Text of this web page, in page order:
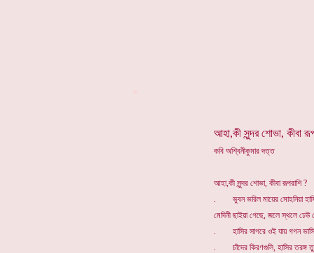
আহা,কী সুন্দর শোভা, কীবা
কবি অশ্বিনীকুমার দত্ত
আহা,কী সুন্দর শোভা, কীবা রূপরাশি ?
. ভুবন ভরিল মায়ের মোহনিয়া
মেদিনী ছাইয়া গেছে, জলে স্থলে ঢেউ
. হাসির সাগরে ওই যায় গগন
. চাঁদের কিরণগুলি, হাসির তরঙ্গ